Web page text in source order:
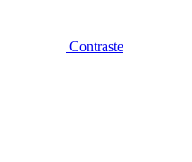
Contraste